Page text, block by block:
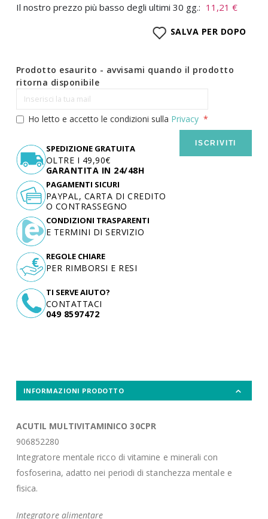
Il nostro prezzo più basso degli ultimi 30 gg.: 11,21 €
SALVA PER DOPO
Prodotto esaurito - avvisami quando il prodotto
ritorna disponibile
Ho letto e accetto le condizioni sulla Privacy
ISCRIVITI
SPEDIZIONE GRATUITA
OLTRE I 49,90€
GARANTITA IN 24/48H
TI SERVE AIUTO?
CONTATTACI
049 8597472
PAGAMENTI SICURI
PAYPAL, CARTA DI CREDITO
O CONTRASSEGNO
CONDIZIONI TRASPARENTI
E TERMINI DI SERVIZIO
REGOLE CHIARE
PER RIMBORSI E RESI
INFORMAZIONI PRODOTTO
ACUTIL MULTIVITAMINICO 30CPR
906852280
Integratore mentale ricco di vitamine e minerali con
fosfoserina, adatto nei periodi di stanchezza mentale e
fisica.
Integratore alimentare